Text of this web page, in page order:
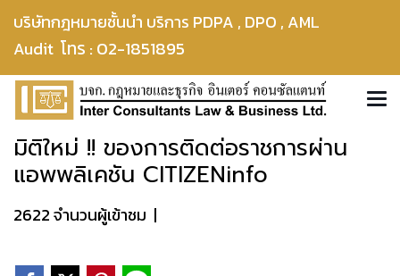
บริษัทกฎหมายชั้นนำ บริการ PDPA , DPO , AML
Audit โทร : 02-1851895
มิติใหม่ !! ของการติดต่อราชการผ่าน
แอพพลิเคชัน CITIZENinfo
2622 จำนวนผู้เข้าชม |